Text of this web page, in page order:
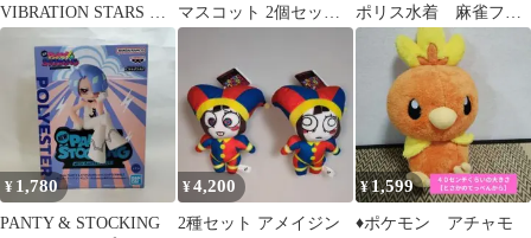
VIBRATION STARS メ
ルエム
マスコット 2個セット
黒犬 くま
ポリス水着 麻雀ファ
イトガール カードコ
ネクト
¥ 1,780
PANTY & STOCKING
¥4,200
2種セット アメイジン
¥1,599
♦ポケモン アチャモ